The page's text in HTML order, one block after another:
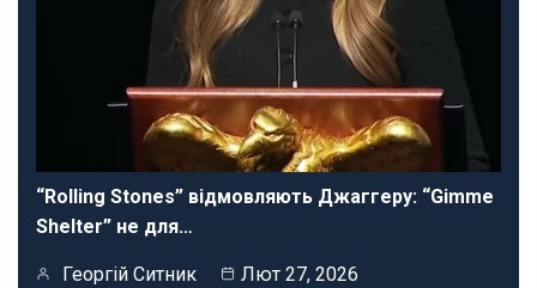
“Rolling Stones” відмовляють Джаггеру: “Gimme
Shelter” не для…
Георгій Ситник Лют 27, 2026